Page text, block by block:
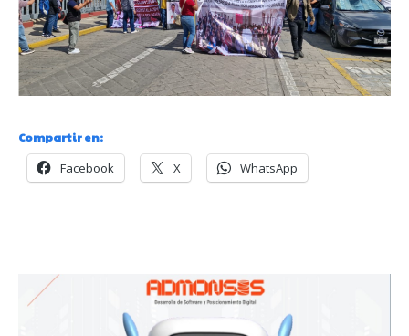
Compartir en:
Facebook X WhatsApp